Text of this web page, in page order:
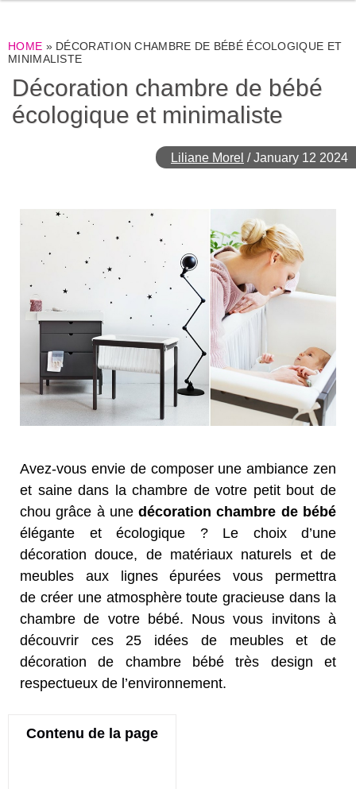
HOME » DÉCORATION CHAMBRE DE BÉBÉ ÉCOLOGIQUE ET
MINIMALISTE
Décoration chambre de bébé
écologique et minimaliste
Liliane Morel /January 12 2024
Avez-vous envie de composer une ambiance zen
et saine dans la chambre de votre petit bout de
chou grâce à unedécoration chambre de bébé
élégante et écologique ? Le choix d’une
décoration douce, de matériaux naturels et de
meubles aux lignes épurées vous permettra
de créer une atmosphère toute gracieuse dans la
chambre de votre bébé. Nous vous invitons à
découvrir ces 25 idées de meubles et de
décoration de chambre bébé très design et
respectueux de l’environnement.
Contenu de la page